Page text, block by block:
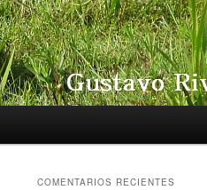
COMENTARIOS RECIENTES